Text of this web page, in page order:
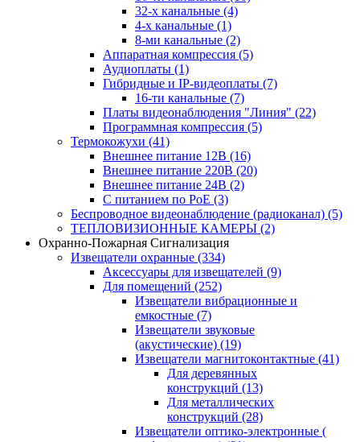
32-х канальные (4)
4-х канальные (1)
8-ми канальные (2)
Аппаратная компрессия (5)
Аудиоплаты (1)
Гибридные и IP-видеоплаты (7)
16-ти канальные (7)
Платы видеонаблюдения "Линия" (22)
Программная компрессия (5)
Термокожухи (41)
Внешнее питание 12В (16)
Внешнее питание 220В (20)
Внешнее питание 24В (2)
С питанием по PoE (3)
Беспроводное видеонаблюдение (радиоканал) (5)
ТЕПЛОВИЗИОННЫЕ КАМЕРЫ (2)
Охранно-Пожарная Сигнализация
Извещатели охранные (334)
Аксессуары для извещателей (9)
Для помещений (252)
Извещатели вибрационные и
емкостные (7)
Извещатели звуковые
(акустические) (19)
Извещатели магнитоконтактные (41)
Для деревянных
конструкций (13)
Для металлических
конструкций (28)
Извещатели оптико-электронные (